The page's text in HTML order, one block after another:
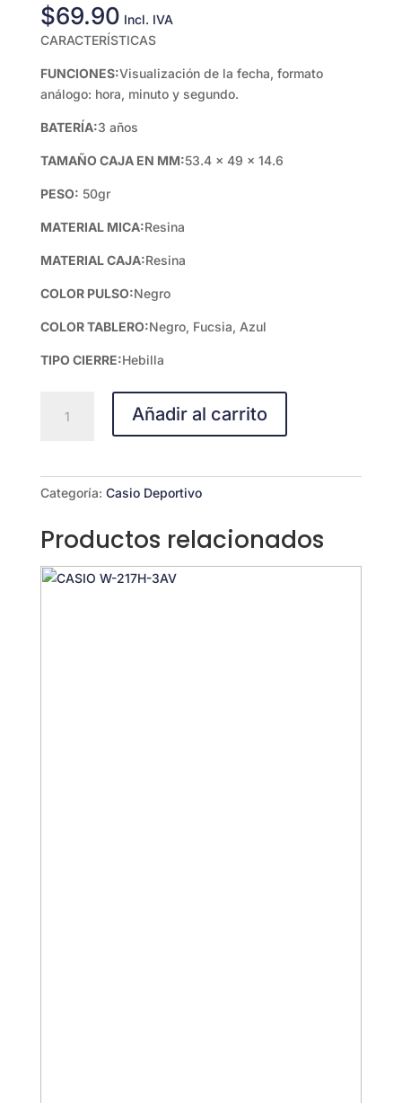
$69.90 Incl. IVA
CARACTERÍSTICAS
FUNCIONES:Visualización de la fecha, formato
análogo: hora, minuto y segundo.
BATERÍA:3 años
TAMAÑO CAJA EN MM:53.4 × 49 × 14.6
PESO: 50gr
MATERIAL MICA:Resina
MATERIAL CAJA:Resina
COLOR PULSO:Negro
COLOR TABLERO:Negro, Fucsia, Azul
TIPO CIERRE:Hebilla
MW-
Añadir al carrito
Categoría: Casio Deportivo
Productos relacionados